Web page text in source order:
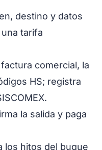
destino y datos
tarifa
comercial, la
HS; registra
la salida y paga
los hitos del buque